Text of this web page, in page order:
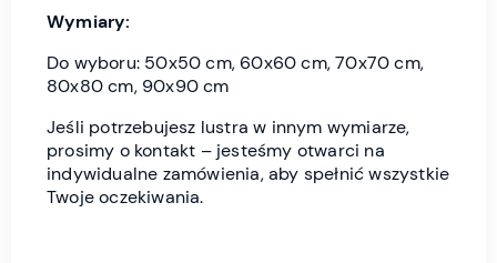
Wymiary:
Do wyboru: 50x50 cm, 60x60 cm, 70x70 cm,
80x80 cm, 90x90 cm
Jeśli potrzebujesz lustra w innym wymiarze,
prosimy o kontakt – jesteśmy otwarci na
indywidualne zamówienia, aby spełnić wszystkie
Twoje oczekiwania.